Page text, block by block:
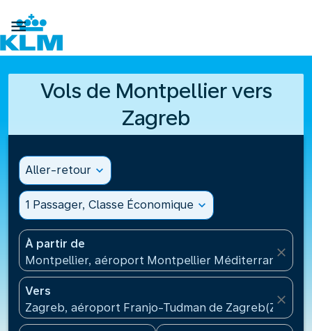

Vols de Montpellier vers
Zagreb
Aller-retour expand_more
1 Passager, Classe Économique expand_more
À partir de
Montpellier, aéroport Montpellier
close
Vers
Zagreb, aéroport Franjo-Tudman de Zagreb(ZAG),
close